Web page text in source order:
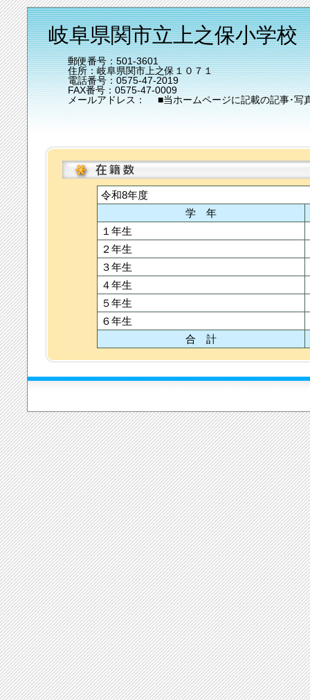
岐阜県関市立上之保小学校
郵便番号：501-3601
住所：岐阜県関市上之保１０７１
電話番号：0575-47-2019
FAX番号：0575-47-0009
メールアドレス： ■当ホームページに記載の記事･写
令和8年度
学 年
１年生
２年生
３年生
４年生
５年生
６年生
合 計